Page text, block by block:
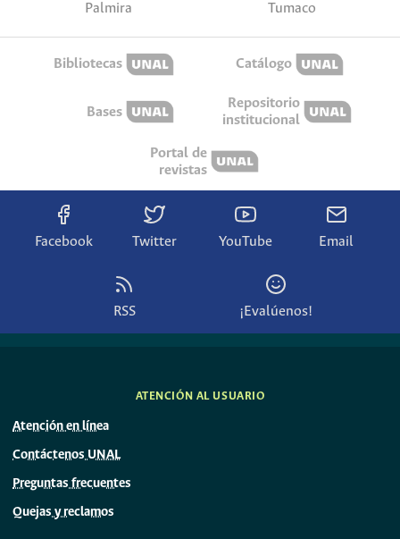
Palmira Tumaco
Bibliotecas Catálogo
Bases
Repositorio
institucional
Portal de
revistas
Facebook Twitter YouTube Email
RSS ¡Evalúenos!
ATENCIÓN AL USUARIO
Atención en línea
Contáctenos UNAL
Preguntas frecuentes
Quejas y reclamos